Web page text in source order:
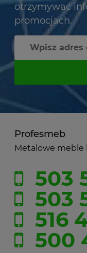
otrzymywać
promocjach.
Profesmeb
Metalowe meble
503
503
516
500